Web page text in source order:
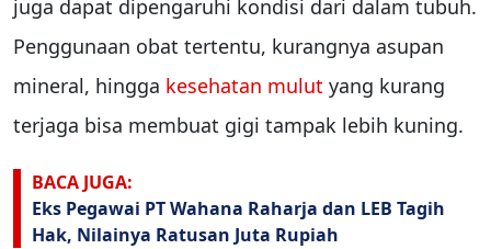
juga dapat dipengaruhi kondisi dari dalam tubuh.
Penggunaan obat tertentu, kurangnya asupan
mineral, hingga kesehatan mulut yang kurang
terjaga bisa membuat gigi tampak lebih kuning.
BACA JUGA:
Eks Pegawai PT Wahana Raharja dan LEB Tagih
Hak, Nilainya Ratusan Juta Rupiah